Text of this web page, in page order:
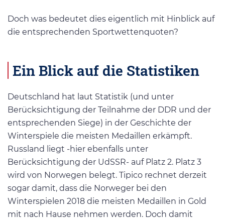
Doch was bedeutet dies eigentlich mit Hinblick auf
die entsprechenden Sportwettenquoten?
Ein Blick auf die Statistiken
Deutschland hat laut Statistik (und unter
Berücksichtigung der Teilnahme der DDR und der
entsprechenden Siege) in der Geschichte der
Winterspiele die meisten Medaillen erkämpft.
Russland liegt -hier ebenfalls unter
Berücksichtigung der UdSSR- auf Platz 2. Platz 3
wird von Norwegen belegt. Tipico rechnet derzeit
sogar damit, dass die Norweger bei den
Winterspielen 2018 die meisten Medaillen in Gold
mit nach Hause nehmen werden. Doch damit